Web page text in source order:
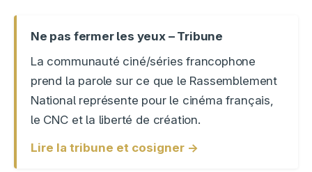
Ne pas fermer les yeux – Tribune
La communauté ciné/séries francophone
prend la parole sur ce que le Rassemblement
National représente pour le cinéma français,
le CNC et la liberté de création.
Lire la tribune et cosigner →